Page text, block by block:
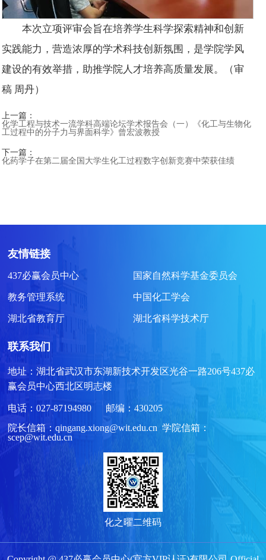
本次立项评审会旨在培养学生科学探索精神和创新
实践能力，营造浓厚的学术科技创新氛围，是学院学风
建设的有效举措，助推学院人才培养高质量发展。（审
稿 周丹）
上一篇：
化学工程与技术一流学科高端论坛学术报告会（一）《化工与生物化
工过程中的分子力与界面科学》曾宏波教授
下一篇：
化药学子在第二届全国大学生化工过程数字创新竞赛中荣获佳绩
友情链接
437必赢会员中心 国家自然科学基金委员会
教务管理系统 中国化工学会
湖北省教育厅 湖北省科学技术厅
联系我们
地址：湖北省武汉市东湖新技术开发区光谷一路206号437必
赢会员中心西北区明志楼
电话：027-87194980 邮编：430205
院长信箱：qingang.xiong@wit.edu.cn 学院信箱：
scep@wit.edu.cn
化之曜二维码